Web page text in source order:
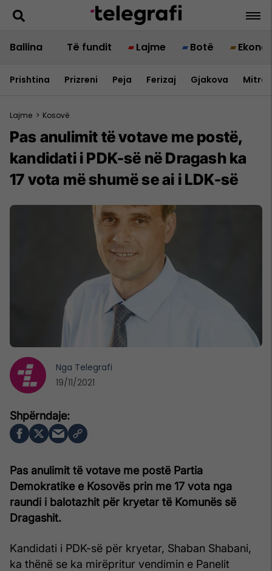
Ballina Të fundit Lajme Botë
Prishtina Prizreni Peja Ferizaj Gjakova
Lajme > Kosovë
Pas anulimit të votave me postë,
kandidati i PDK-së në Dragash ka
17 vota më shumë se ai i LDK-së
Pas anulimit të votave me postë Partia
Demokratike e Kosovës prin me 17 vota nga
raundi i balotazhit për kryetar të Komunës së
Dragashit.
Kandidati i PDK-së për kryetar, Shaban Shabani,
ka thënë se ka mirëpritur vendimin e Panelit
Nga Telegrafi
19/11/2021